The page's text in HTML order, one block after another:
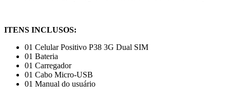
ITENS INCLUSOS:
01 Celular Positivo P38 3G Dual SIM
01 Bateria
01 Carregador
01 Cabo Micro-USB
01 Manual do usuário